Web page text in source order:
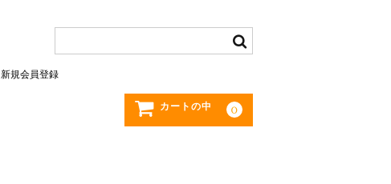
新規会員登録
カートの中 0